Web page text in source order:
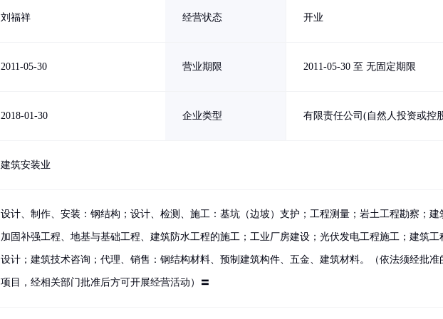
刘福祥 经营状态 开业
2011-05-30 营业期限 2011-05-30 至 无固定期限
2018-01-30 企业类型 有限责任公司(自然人投资或控
建筑安装业
设计、制作、安装：钢结构；设计、检测、施工：基坑（边坡）支护；工程测量；岩土工程勘察；建
加固补强工程、地基与基础工程、建筑防水工程的施工；工业厂房建设；光伏发电工程施工；建筑工
设计；建筑技术咨询；代理、销售：钢结构材料、预制建筑构件、五金、建筑材料。（依法须经批准
项目，经相关部门批准后方可开展经营活动）〓